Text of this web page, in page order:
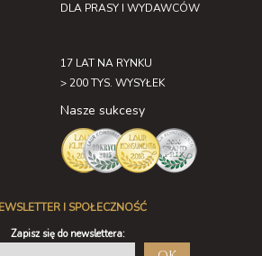
DLA PRASY I WYDAWCÓW
17 LAT NA RYNKU
> 200 TYS. WYSYŁEK
Nasze sukcesy
I SPOŁECZNOŚĆ
Zapisz się do newslettera: